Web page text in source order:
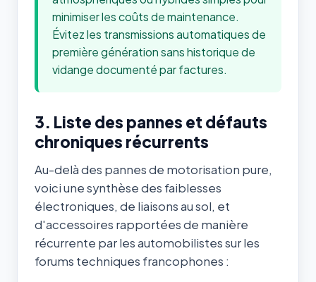
minimiser les coûts de maintenance.
Évitez les transmissions automatiques de
première génération sans historique de
vidange documenté par factures.
3. Liste des pannes et défauts
chroniques récurrents
Au-delà des pannes de motorisation pure,
voici une synthèse des faiblesses
électroniques, de liaisons au sol, et
d'accessoires rapportées de manière
récurrente par les automobilistes sur les
forums techniques francophones :